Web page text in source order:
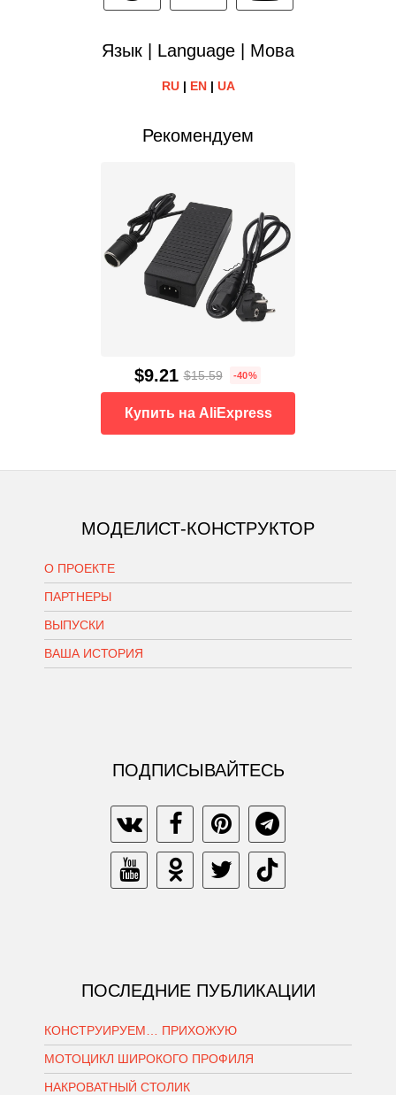
Язык | Language | Мова
RU| EN| UA
Рекомендуем
$9.21 $15.59 -40%
Купить на AliExpress
МОДЕЛИСТ-КОНСТРУКТОР
О ПРОЕКТЕ
ПАРТНЕРЫ
ВЫПУСКИ
ВАША ИСТОРИЯ
ПОДПИСЫВАЙТЕСЬ
ПОСЛЕДНИЕ ПУБЛИКАЦИИ
КОНСТРУИРУЕМ… ПРИХОЖУЮ
МОТОЦИКЛ ШИРОКОГО ПРОФИЛЯ
НАКРОВАТНЫЙ СТОЛИК